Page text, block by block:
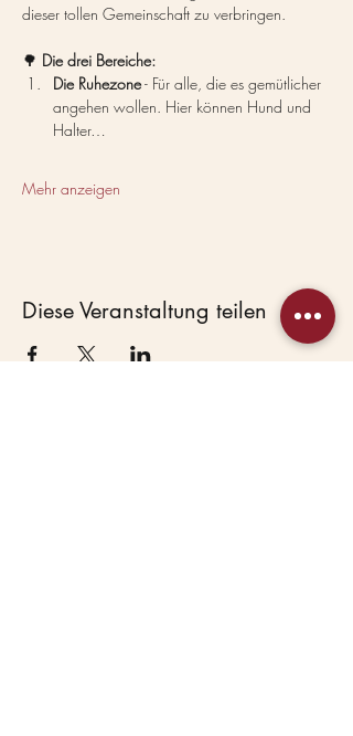
dieser tollen Gemeinschaft zu verbringen.
🌳 Die drei Bereiche:
Die Ruhezone - Für alle, die es gemütlicher
angehen wollen. Hier können Hund und
Halter…
Mehr anzeigen
Diese Veranstaltung teilen